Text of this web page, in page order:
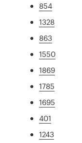
854
1328
863
1550
1869
1785
1695
401
1243